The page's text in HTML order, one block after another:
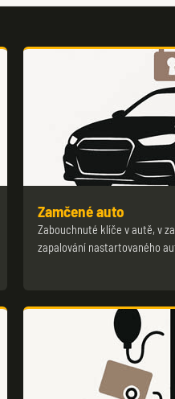
Zamčené auto
Zabouchnuté klíče v autě, v
zapalování nastartovaného